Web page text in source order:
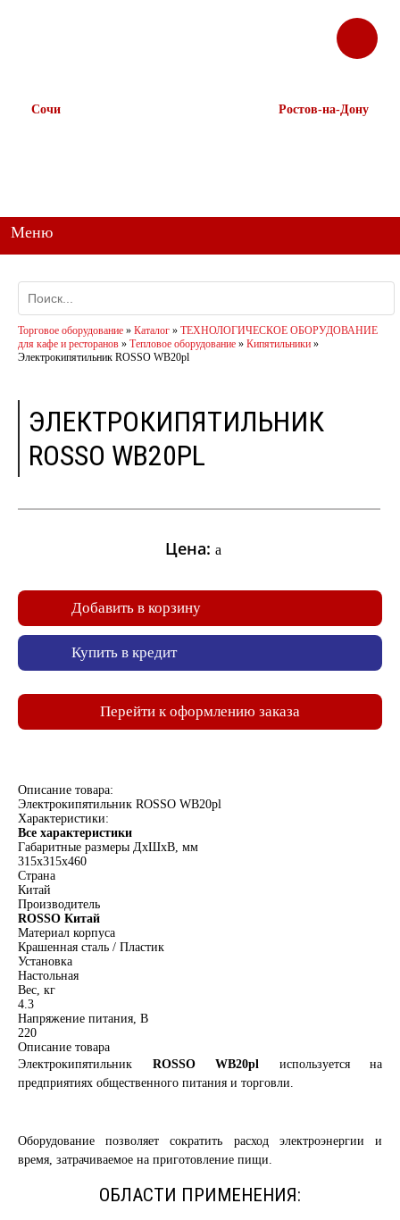
Сочи
ЗАКАЗАТЬ
ЗВОНОК
Ростов-на-Дону
Меню
Торговое оборудование » Каталог » ТЕХНОЛОГИЧЕСКОЕ ОБОРУДОВАНИЕ
для кафе и ресторанов » Тепловое оборудование » Кипятильники »
Электрокипятильник ROSSO WB20pl
ЭЛЕКТРОКИПЯТИЛЬНИК
ROSSO WB20PL
Цена: a
Добавить в корзину
Купить в кредит
Перейти к оформлению заказа
Описание товара:
Электрокипятильник ROSSO WB20pl
Характеристики:
Все характеристики
Габаритные размеры ДхШхВ, мм
315х315х460
Страна
Китай
Производитель
ROSSO Китай
Материал корпуса
Крашенная сталь / Пластик
Установка
Настольная
Вес, кг
4.3
Напряжение питания, В
220
Описание товара
Электрокипятильник ROSSO WB20pl используется на
предприятиях общественного питания и торговли.
Оборудование позволяет сократить расход электроэнергии и
время, затрачиваемое на приготовление пищи.
ОБЛАСТИ ПРИМЕНЕНИЯ: